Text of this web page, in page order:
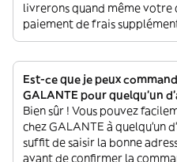
livrerons quand même votre
paiement de frais
Est-ce que je peux
GALANTE pour quelqu'un
Bien sûr ! Vous pouvez
chez GALANTE à quelqu'un
suffit de saisir la bonne
avant de confirmer la